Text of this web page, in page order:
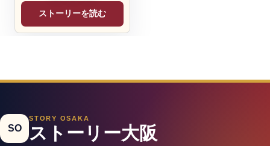
ストーリーを読む
SO
STORY OSAKA
ストーリー大阪